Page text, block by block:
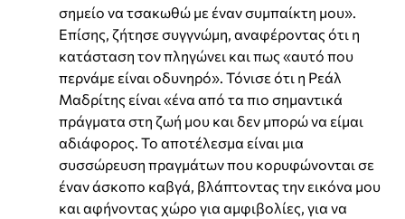
σημείο να τσακωθώ με έναν συμπαίκτη μου».
Επίσης, ζήτησε συγγνώμη, αναφέροντας ότι η
κατάσταση τον πληγώνει και πως «αυτό που
περνάμε είναι οδυνηρό». Τόνισε ότι η Ρεάλ
Μαδρίτης είναι «ένα από τα πιο σημαντικά
πράγματα στη ζωή μου και δεν μπορώ να είμαι
αδιάφορος. Το αποτέλεσμα είναι μια
συσσώρευση πραγμάτων που κορυφώνονται σε
έναν άσκοπο καβγά, βλάπτοντας την εικόνα μου
και αφήνοντας χώρο για αμφιβολίες, για να